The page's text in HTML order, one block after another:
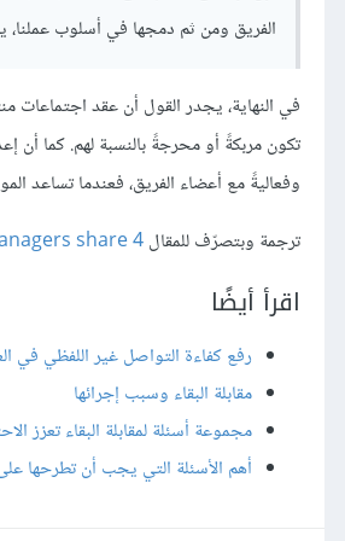
الفريق ومن ثم دمجها في أسلوب
في النهاية، يجدر القول أن عقد اجتماعات
تكون مربكةً أو محرجةً بالنسبة لهم. كما أن
وفعاليةً مع أعضاء الفريق، فعندما تساعد
ترجمة وبتصرّف للمقال4 Tips for better one-on-one conversations: managers share
اقرأ أيضًا
رفع كفاءة التواصل غير اللفظي في
مقابلة البقاء وسبب إجرائها
مجموعة أسئلة لمقابلة البقاء تعزز
أهم الأسئلة التي يجب أن تطرحها